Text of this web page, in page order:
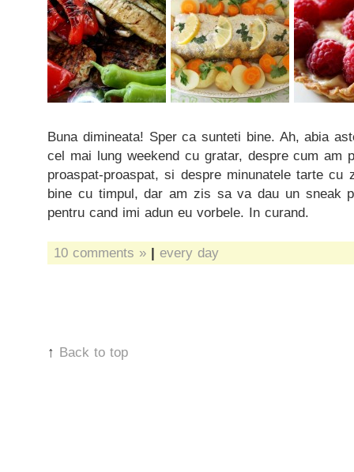
Buna dimineata! Sper ca sunteti bine. Ah, abia
cel mai lung weekend cu gratar, despre cum am
proaspat-proaspat, si despre minunatele tarte cu
bine cu timpul, dar am zis sa va dau un sneak
pentru cand imi adun eu vorbele. In curand.
10 comments » | every day
↑ Back to top